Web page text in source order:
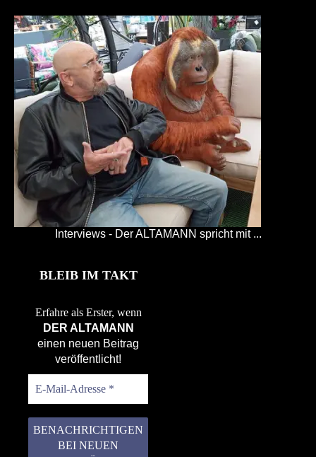
Interviews - Der ALTAMANN spricht mit ...
BLEIB IM TAKT
Erfahre als Erster, wenn
DER ALTAMANN
einen neuen Beitrag
veröffentlicht!